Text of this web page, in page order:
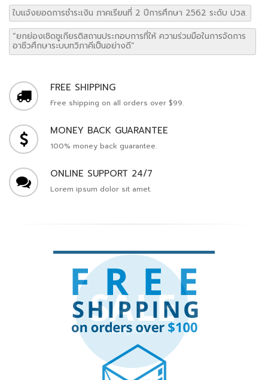
ใบแจ้งยอดการชำระเงิน ภาคเรียนที่ 2 ปีการศึกษา 2562 ระดับ ปวส.
“ยกย่องเชิดชูเกียรติสถานประกอบการที่ให้ ความร่วมมือในการจัดการ
อาชีวศึกษาระบบทวิภาคีเป็นอย่างดี”
FREE SHIPPING
Free shipping on all orders over $99.
MONEY BACK GUARANTEE
100% money back guarantee.
ONLINE SUPPORT 24/7
Lorem ipsum dolor sit amet.